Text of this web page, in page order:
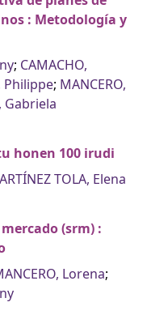
: Metodología y
; CAMACHO,
Philippe; MANCERO,
Gabriela
honen 100 irudi
TOLA, Elena
(srm) :
Lorena;